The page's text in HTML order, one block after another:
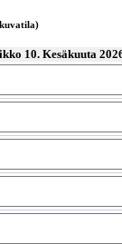
10. Kesäkuuta